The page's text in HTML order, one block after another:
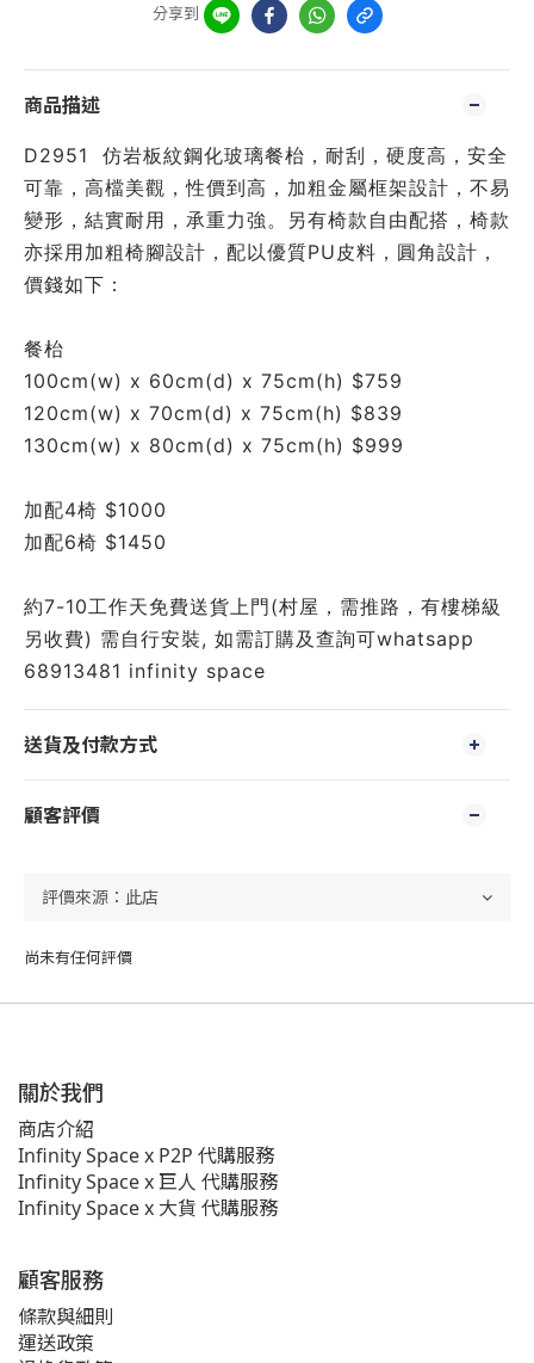
分享到
商品描述
D2951  仿岩板紋鋼化玻璃餐枱，耐刮，硬度高，安全
可靠，高檔美觀，性價到高，加粗金屬框架設計，不易
變形，結實耐用，承重力強。另有椅款自由配搭，椅款
亦採用加粗椅腳設計，配以優質PU皮料，圓角設計，
價錢如下：
餐枱
100cm(w) x 60cm(d) x 75cm(h) $759
120cm(w) x 70cm(d) x 75cm(h) $839
130cm(w) x 80cm(d) x 75cm(h) $999
加配4椅 $1000
加配6椅 $1450
約7-10工作天免費送貨上門(村屋，需推路，有樓梯級
另收費) 需自行安裝, 如需訂購及查詢可whatsapp
68913481 infinity space
送貨及付款方式
顧客評價
尚未有任何評價
關於我們
商店介紹
Infinity Space x P2P 代購服務
Infinity Space x 巨人 代購服務
Infinity Space x 大貨 代購服務
顧客服務
條款與細則
運送政策